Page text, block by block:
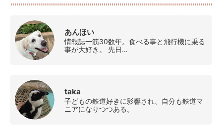
あんほい
情報誌一筋30数年。食べる事と飛行機に乗る
事が大好き。 先日…
taka
子どもの鉄道好きに影響され、自分も鉄道マ
ニアになりつつある。